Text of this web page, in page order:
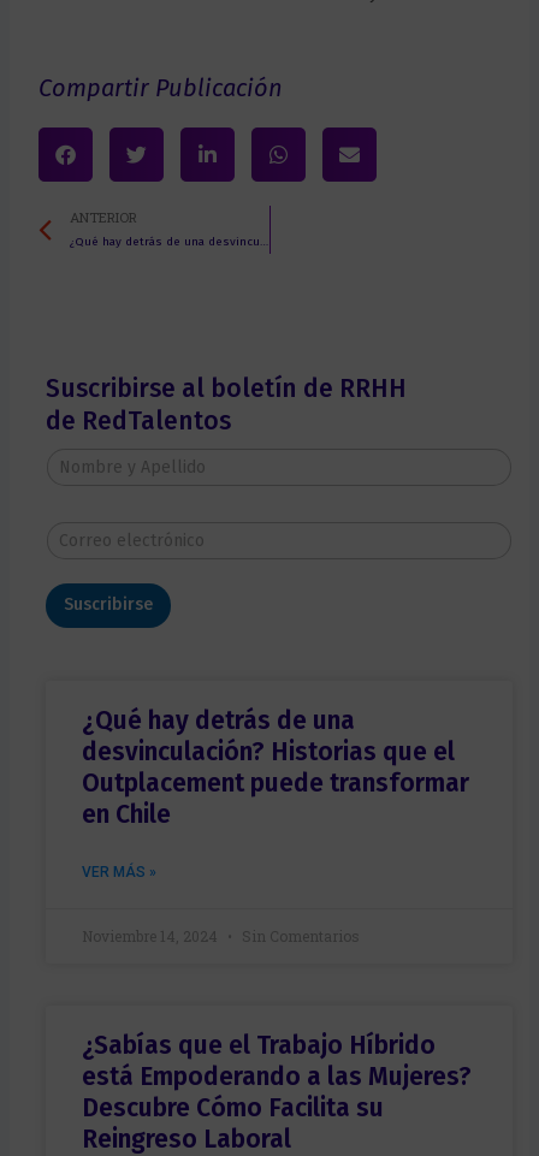
Compartir Publicación
Prev
ANTERIOR
¿Qué hay detrás de una desvinculación? Historias que el Outplacement puede transformar en Chile
Suscribirse al boletín de RRHH
de RedTalentos
A
p
r
e
Suscribirse
¿Qué hay detrás de una
desvinculación? Historias que el
Outplacement puede transformar
en Chile
VER MÁS »
Noviembre 14, 2024 Sin Comentarios
¿Sabías que el Trabajo Híbrido
está Empoderando a las Mujeres?
Descubre Cómo Facilita su
Reingreso Laboral